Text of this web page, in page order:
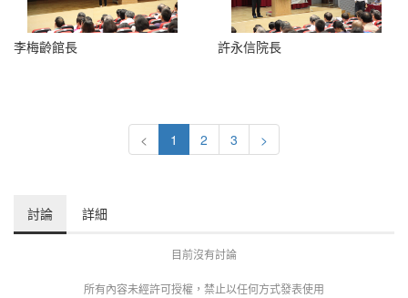
李梅齡館長 許永信院長
< 1 2 3 >
討論 詳細
目前沒有討論
所有內容未經許可授權，禁止以任何方式發表使用